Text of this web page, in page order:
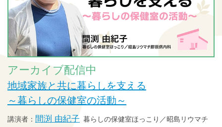
アーカイブ配信中
地域家族と共に暮らしを支える
～暮らしの保健室の活動～
間渕 由紀子 暮らしの保健室ほっこり／昭島リウマチ